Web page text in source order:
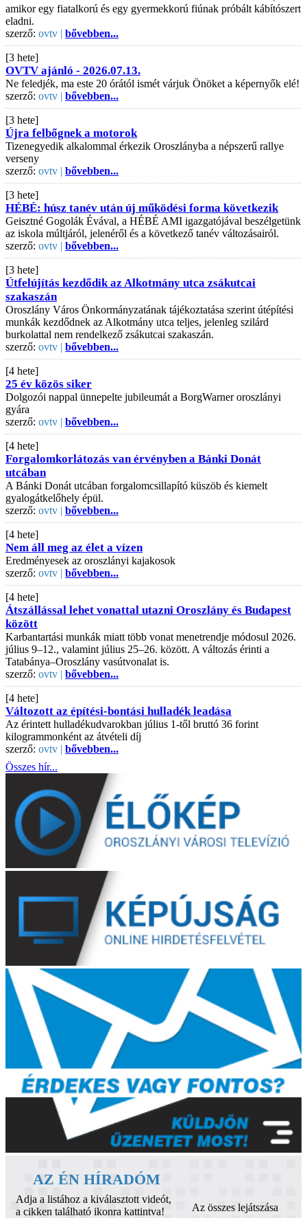
amikor egy fiatalkorú és egy gyermekkorú fiúnak próbált kábítószert
eladni.
szerző: ovtv | bővebben...
[3 hete]
OVTV ajánló - 2026.07.13.
Ne feledjék, ma este 20 órától ismét várjuk Önöket a képernyők elé!
szerző: ovtv | bővebben...
[3 hete]
Újra felbőgnek a motorok
Tizenegyedik alkalommal érkezik Oroszlányba a népszerű rallye
verseny
szerző: ovtv | bővebben...
[3 hete]
HÉBÉ: húsz tanév után új működési forma következik
Geisztné Gogolák Évával, a HÉBÉ AMI igazgatójával beszélgetünk
az iskola múltjáról, jelenéről és a következő tanév változásairól.
szerző: ovtv | bővebben...
[3 hete]
Útfelújítás kezdődik az Alkotmány utca zsákutcai
szakaszán
Oroszlány Város Önkormányzatának tájékoztatása szerint útépítési
munkák kezdődnek az Alkotmány utca teljes, jelenleg szilárd
burkolattal nem rendelkező zsákutcai szakaszán.
szerző: ovtv | bővebben...
[4 hete]
25 év közös siker
Dolgozói nappal ünnepelte jubileumát a BorgWarner oroszlányi
gyára
szerző: ovtv | bővebben...
[4 hete]
Forgalomkorlátozás van érvényben a Bánki Donát
utcában
A Bánki Donát utcában forgalomcsillapító küszöb és kiemelt
gyalogátkelőhely épül.
szerző: ovtv | bővebben...
[4 hete]
Nem áll meg az élet a vízen
Eredményesek az oroszlányi kajakosok
szerző: ovtv | bővebben...
[4 hete]
Átszállással lehet vonattal utazni Oroszlány és Budapest
között
Karbantartási munkák miatt több vonat menetrendje módosul 2026.
július 9–12., valamint július 25–26. között. A változás érinti a
Tatabánya–Oroszlány vasútvonalat is.
szerző: ovtv | bővebben...
[4 hete]
Változott az építési-bontási hulladék leadása
Az érintett hulladékudvarokban július 1-től bruttó 36 forint
kilogrammonként az átvételi díj
szerző: ovtv | bővebben...
Összes hír...
AZ ÉN HÍRADÓM
Adja a listához a kiválasztott videót,
a cikken található ikonra kattintva!
Az összes lejátszása